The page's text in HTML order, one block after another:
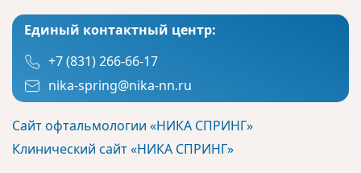
Единый контактный центр:
+7 (831) 266-66-17
nika-spring@nika-nn.ru
Сайт офтальмологии «НИКА СПРИНГ»
Клинический сайт «НИКА СПРИНГ»